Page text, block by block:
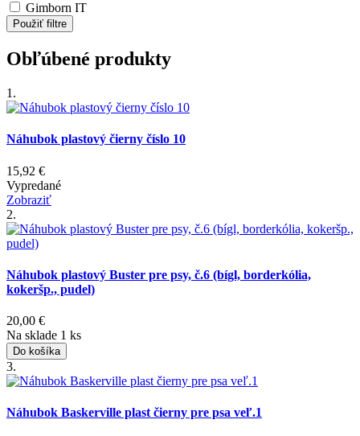
Gimborn IT
Použiť filtre
Obľúbené produkty
1.
Náhubok plastový čierny číslo 10
15,92 €
Vypredané
Zobraziť
2.
Náhubok plastový Buster pre psy, č.6 (bígl, borderkólia,
kokeršp., pudel)
20,00 €
Na sklade 1 ks
Do košíka
3.
Náhubok Baskerville plast čierny pre psa veľ.1